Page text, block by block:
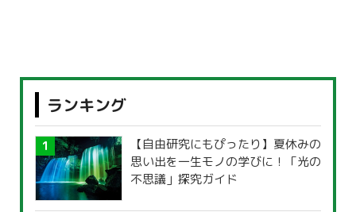
ランキング
【自由研究にもぴったり】夏休みの
思い出を一生モノの学びに！「光の
不思議」探究ガイド